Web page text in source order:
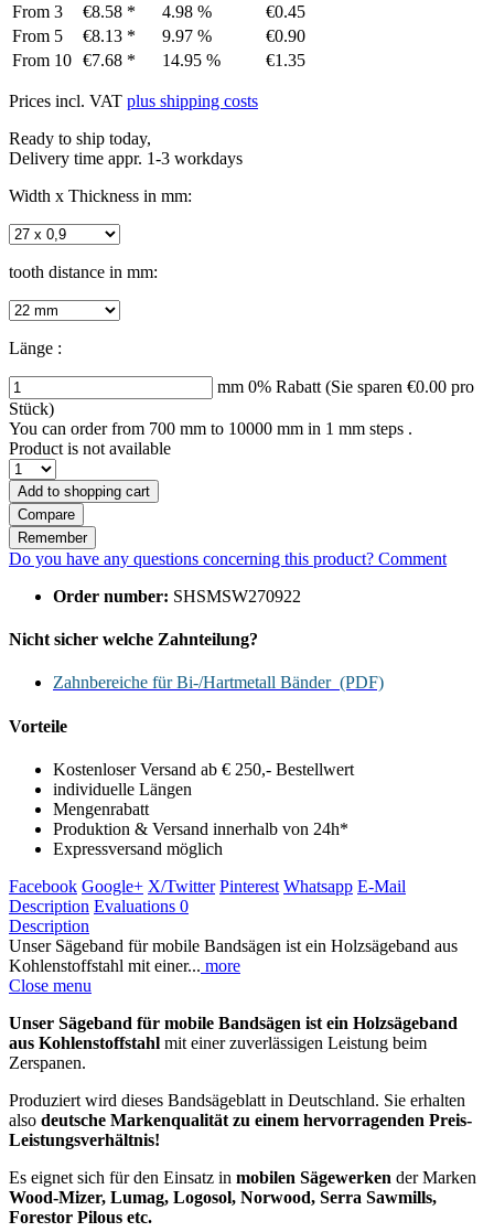
From 3 €8.58 * 4.98 %
€0.45
From 5 €8.13 * 9.97 %
€0.90
From 10 €7.68 * 14.95 % €1.35
Prices incl. VAT plus shipping costs
Ready to ship today,
Delivery time appr. 1-3 workdays
Width x Thickness in mm:
tooth distance in mm:
Länge :
mm 0% Rabatt (Sie sparen €0.00 pro
Stück)
You can order from 700 mm to 10000 mm in 1 mm steps .
Product is not available
Add to shopping cart
Compare
Remember
Do you have any questions concerning this product? Comment
Order number: SHSMSW270922
Nicht sicher welche Zahnteilung?
Zahnbereiche für Bi-/Hartmetall Bänder (PDF)
Vorteile
Kostenloser Versand ab € 250,- Bestellwert
individuelle Längen
Mengenrabatt
Produktion & Versand innerhalb von 24h*
Expressversand möglich
Facebook Google+ X/Twitter Pinterest Whatsapp E-Mail
Description Evaluations 0
Description
Unser Sägeband für mobile Bandsägen ist ein Holzsägeband aus
Kohlenstoffstahl mit einer... more
Close menu
Unser Sägeband für mobile Bandsägen ist ein Holzsägeband
aus Kohlenstoffstahl mit einer zuverlässigen Leistung beim
Zerspanen.
Produziert wird dieses Bandsägeblatt in Deutschland. Sie erhalten
also deutsche Markenqualität zu einem hervorragenden Preis-
Leistungsverhältnis!
Es eignet sich für den Einsatz in mobilen Sägewerken der Marken
Wood-Mizer, Lumag, Logosol, Norwood, Serra Sawmills,
Forestor Pilous etc.